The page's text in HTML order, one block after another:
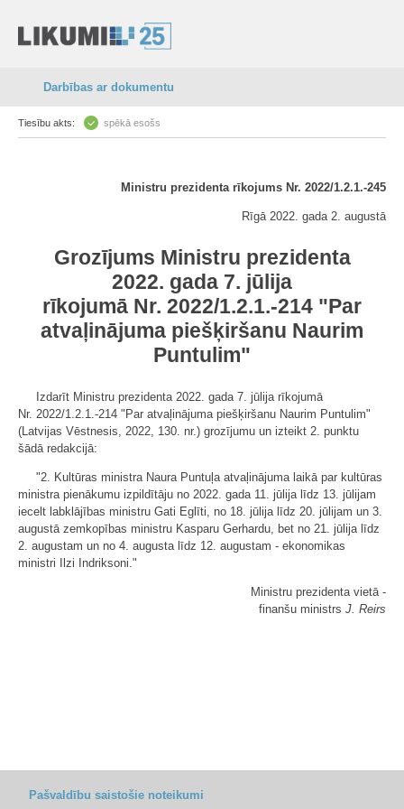
Darbības ar dokumentu
Tiesību akts: spēkā esošs
Ministru prezidenta rīkojums Nr. 2022/1.2.1.-245
Rīgā 2022. gada 2. augustā
Grozījums Ministru prezidenta
2022. gada 7. jūlija
rīkojumā Nr. 2022/1.2.1.-214 "Par
atvaļinājuma piešķiršanu Naurim
Puntulim"
Izdarīt Ministru prezidenta 2022. gada 7. jūlija rīkojumā
Nr. 2022/1.2.1.-214 "Par atvaļinājuma piešķiršanu Naurim Puntulim"
(Latvijas Vēstnesis, 2022, 130. nr.) grozījumu un izteikt 2. punktu
šādā redakcijā:
"2. Kultūras ministra Naura Puntuļa atvaļinājuma laikā par kultūras
ministra pienākumu izpildītāju no 2022. gada 11. jūlija līdz 13. jūlijam
iecelt labklājības ministru Gati Eglīti, no 18. jūlija līdz 20. jūlijam un 3.
augustā zemkopības ministru Kasparu Gerhardu, bet no 21. jūlija līdz
2. augustam un no 4. augusta līdz 12. augustam - ekonomikas
ministri Ilzi Indriksoni."
Ministru prezidenta vietā -
finanšu ministrs J. Reirs
Pašvaldību saistošie noteikumi